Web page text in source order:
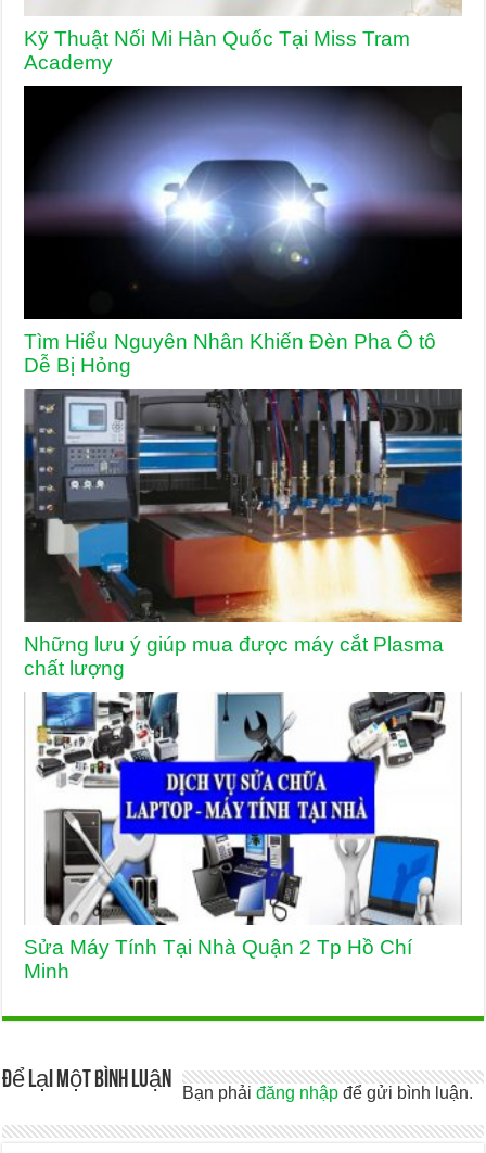
Kỹ Thuật Nối Mi Hàn Quốc Tại Miss Tram
Academy
Tìm Hiểu Nguyên Nhân Khiến Đèn Pha Ô tô
Dễ Bị Hỏng
Những lưu ý giúp mua được máy cắt Plasma
chất lượng
Sửa Máy Tính Tại Nhà Quận 2 Tp Hồ Chí
Minh
Để lại một bình luận Bạn phảiđăng nhập để gửi bình luận.